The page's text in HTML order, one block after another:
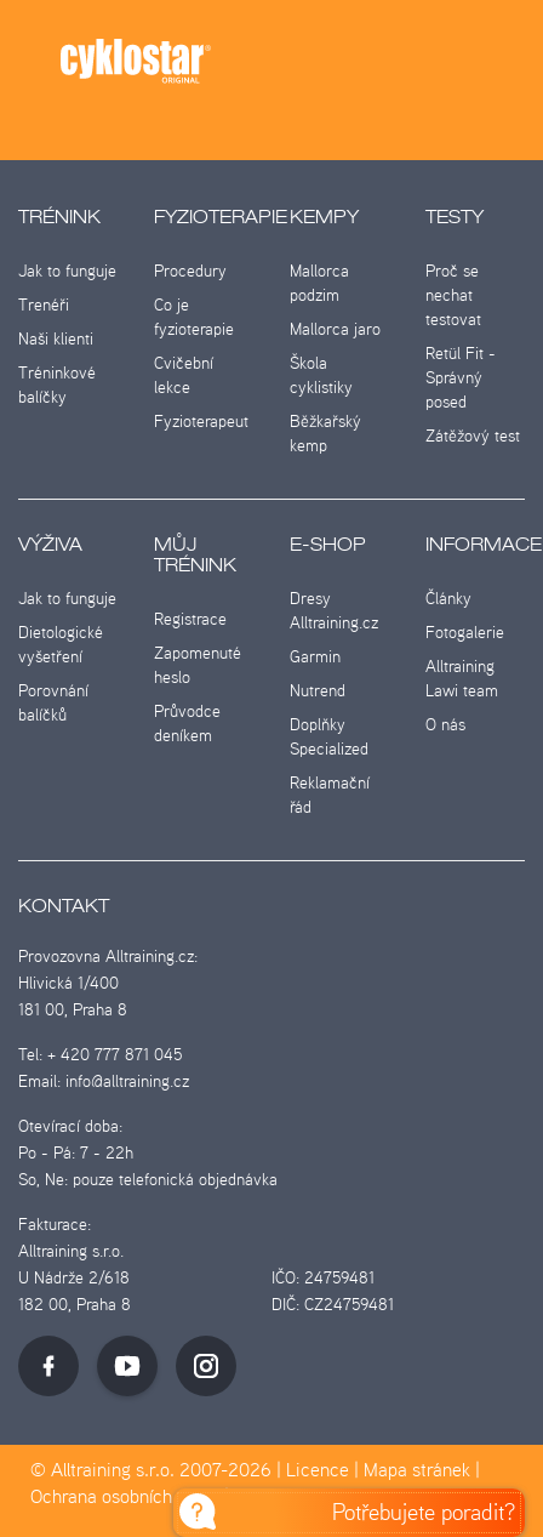
Potřebujete poradit?
TRÉNINK
Jak to funguje
Trenéři
Naši klienti
Tréninkové
balíčky
FYZIOTERAPIE
Procedury
Co je
fyzioterapie
Cvičební
lekce
Fyzioterapeut
KEMPY
Mallorca
podzim
Mallorca jaro
Škola
cyklistiky
Běžkařský
kemp
TESTY
Proč se
nechat
testovat
Retül Fit -
Správný
posed
Zátěžový test
VÝŽIVA
Jak to funguje
Dietologické
vyšetření
Porovnání
balíčků
MŮJ
TRÉNINK
Registrace
Zapomenuté
heslo
Průvodce
deníkem
E-SHOP
Dresy
Alltraining.cz
Garmin
Nutrend
Doplňky
Specialized
Reklamační
řád
INFORMACE
Články
Fotogalerie
Alltraining
Lawi team
O nás
KONTAKT
Provozovna Alltraining.cz:
Hlivická 1/400
181 00, Praha 8
Tel: + 420 777 871 045
Email: info@alltraining.cz
Otevírací doba:
Po - Pá: 7 - 22h
So, Ne: pouze telefonická objednávka
Fakturace:
Alltraining s.r.o.
U Nádrže 2/618
IČO: 24759481
182 00, Praha 8
DIČ: CZ24759481
© Alltraining s.r.o. 2007-2026 | Licence | Mapa stránek |
Ochrana osobních údajů|Pravidla Cookies
D&D&H Pilotmedia